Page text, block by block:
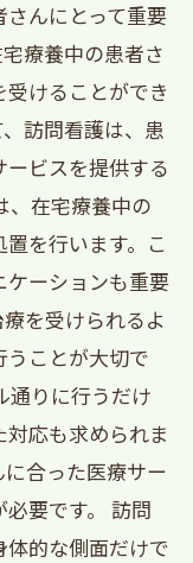
んにとって重要
療養中の患者さ
けることができ
訪問看護は、患
ビスを提供する
、在宅療養中の
を行います。こ
ーションも重要
を受けられるよ
ことが大切で
通りに行うだけ
応も求められま
合った医療サー
要です。 訪問
的な側面だけで